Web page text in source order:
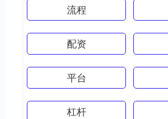
流程
配资
平台
杠杆